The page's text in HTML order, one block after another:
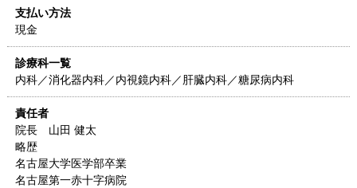
支払い方法
現金
診療科一覧
内科／消化器内科／内視鏡内科／肝臓内科／糖尿病内科
責任者
院長 山田 健太
略歴
名古屋大学医学部卒業
名古屋第一赤十字病院